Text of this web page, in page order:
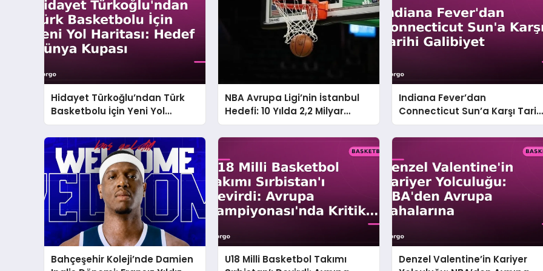
Hidayet Türkoğlu’ndan Türk
Basketbolu İçin Yeni Yol
Haritası: Hedef Dünya Kupası
NBA Avrupa Ligi’nin İstanbul
Hedefi: 10 Yılda 2,2 Milyar
Dolarlık Ekonomi
Indiana Fever’dan
Connecticut Sun’a Karşı
Galibiyet
Bahçeşehir Koleji’nde Damien
U18 Milli Basketbol Takımı
Denzel Valentine’in Kariyer